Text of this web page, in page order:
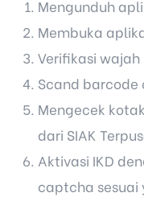
Mengunduh
Membuka
Verifikasi wajah
Scand barcode
Mengecek
dari SIAK
Aktivasi IKD
captcha